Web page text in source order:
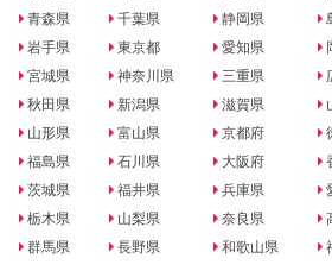
青森県
岩手県
宮城県
秋田県
山形県
福島県
茨城県
栃木県
群馬県
千葉県
東京都
神奈川県
新潟県
富山県
石川県
福井県
山梨県
長野県
静岡県
愛知県
三重県
滋賀県
京都府
大阪府
兵庫県
奈良県
和歌山県